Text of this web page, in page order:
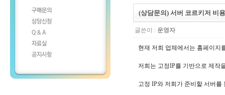
(상담문의) 서버 코르키저 비
글쓴이 : 운영자
현재 저희 업체에서는 홈페이지
저희는 고정IP를 기반으로 제작
고정 IP와 저희가 준비할 서버